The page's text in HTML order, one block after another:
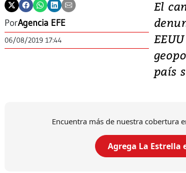
PorAgencia EFE
06/08/2019 17:44
El
país
Encuentra más de nuestra cobertura
Agrega La Estrella